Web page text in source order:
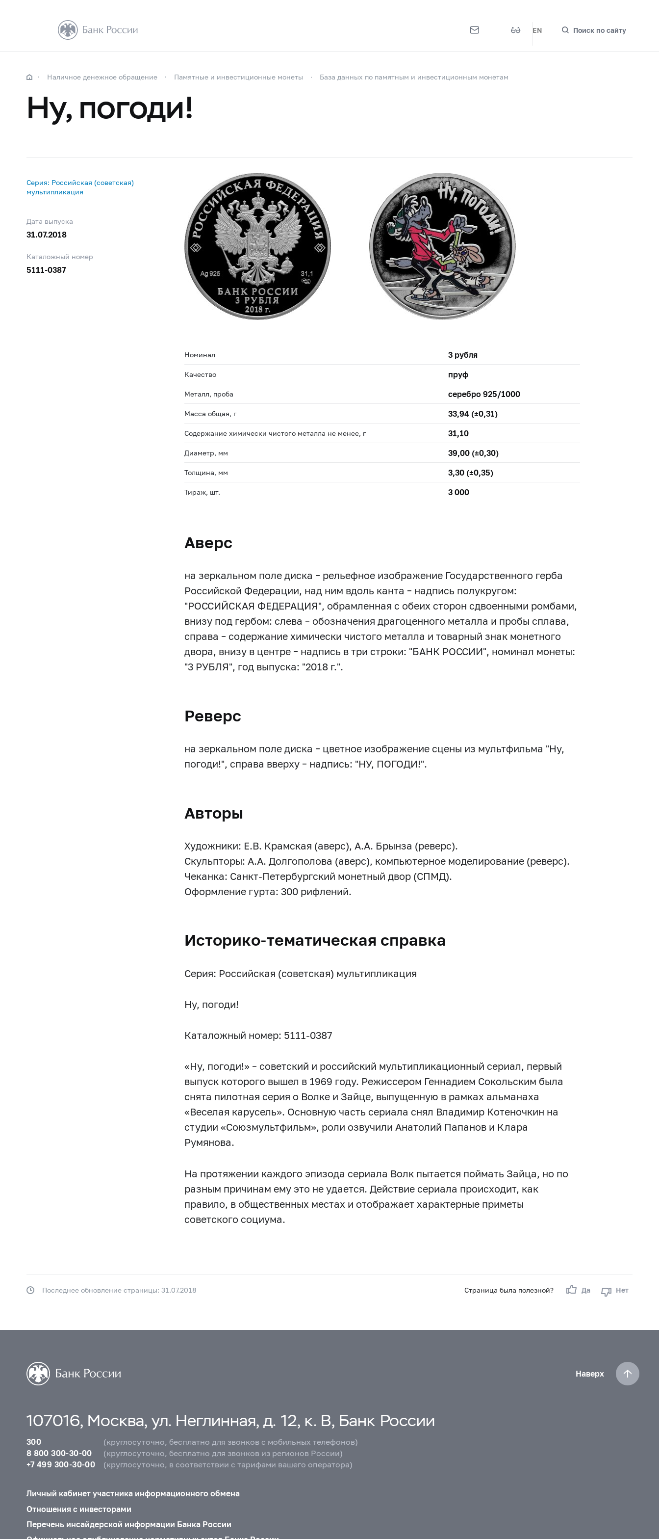
EN Поиск по сайту
Наличное денежное обращение Памятные и инвестиционные монеты База данных по памятным и инвестиционным монетам
Ну, погоди!
Серия: Российская (советская)
мультипликация
Дата выпуска
31.07.2018
Каталожный номер
5111-0387
Номинал 3 рубля
Качество пруф
Металл, проба серебро 925/1000
Масса общая, г 33,94 (±0,31)
Содержание химически чистого металла не менее, г 31,10
Диаметр, мм 39,00 (±0,30)
Толщина, мм 3,30 (±0,35)
Тираж, шт. 3 000
Аверс
на зеркальном поле диска – рельефное изображение Государственного герба
Российской Федерации, над ним вдоль канта – надпись полукругом:
"РОССИЙСКАЯ ФЕДЕРАЦИЯ", обрамленная с обеих сторон сдвоенными ромбами,
внизу под гербом: слева – обозначения драгоценного металла и пробы сплава,
справа – содержание химически чистого металла и товарный знак монетного
двора, внизу в центре – надпись в три строки: "БАНК РОССИИ", номинал монеты:
"3 РУБЛЯ", год выпуска: "2018 г.".
Реверс
на зеркальном поле диска – цветное изображение сцены из мультфильма "Ну,
погоди!", справа вверху – надпись: "НУ, ПОГОДИ!".
Авторы
Художники: Е.В. Крамская (аверс), А.А. Брынза (реверс).
Скульпторы: А.А. Долгополова (аверс), компьютерное моделирование (реверс).
Чеканка: Санкт-Петербургский монетный двор (СПМД).
Оформление гурта: 300 рифлений.
Историко-тематическая справка
Серия: Российская (советская) мультипликация
Ну, погоди!
Каталожный номер: 5111-0387
«Ну, погоди!» – советский и российский мультипликационный сериал, первый
выпуск которого вышел в 1969 году. Режиссером Геннадием Сокольским была
снята пилотная серия о Волке и Зайце, выпущенную в рамках альманаха
«Веселая карусель». Основную часть сериала снял Владимир Котеночкин на
студии «Союзмультфильм», роли озвучили Анатолий Папанов и Клара
Румянова.
На протяжении каждого эпизода сериала Волк пытается поймать Зайца, но по
разным причинам ему это не удается. Действие сериала происходит, как
правило, в общественных местах и отображает характерные приметы
советского социума.
Страница была полезной? Да Нет
Последнее обновление страницы: 31.07.2018
Наверх
107016, Москва, ул. Неглинная, д. 12, к. В, Банк России
300
(круглосуточно, бесплатно для звонков с мобильных телефонов)
8 800 300-30-00
(круглосуточно, бесплатно для звонков из регионов России)
+7 499 300-30-00
(круглосуточно, в соответствии с тарифами вашего оператора)
Личный кабинет участника информационного обмена
Отношения с инвесторами
Перечень инсайдерской информации Банка России